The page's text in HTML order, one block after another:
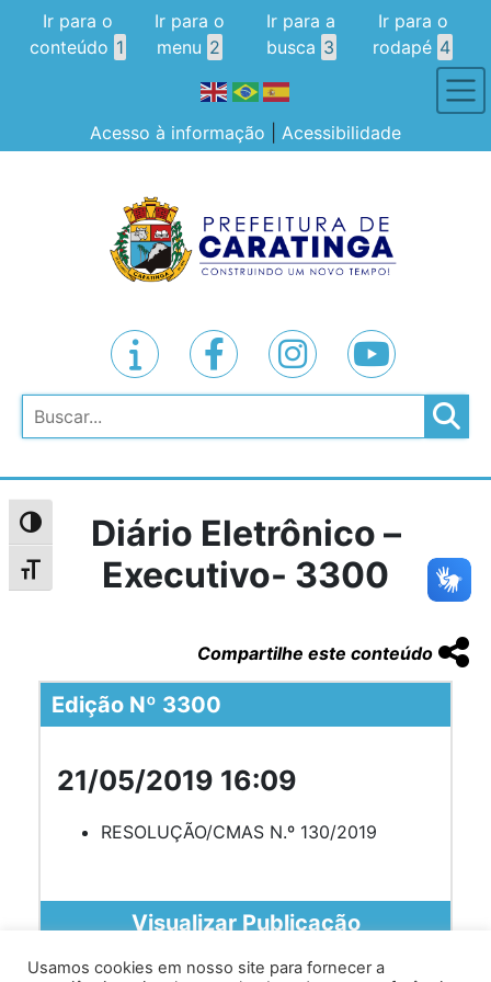
Alternar alto contraste
Alternar tamanho da fonte
Ir para o
conteúdo 1
Ir para o
menu 2
Ir para a
busca 3
Ir para o
rodapé 4
Acesso à informação Acessibilidade
Pesquisar
Diário Eletrônico –
Executivo- 3300
Compartilhe este conteúdo
Edição Nº 3300
21/05/2019 16:09
RESOLUÇÃO/CMAS N.º 130/2019
Visualizar Publicação
Usamos cookies em nosso site para fornecer a